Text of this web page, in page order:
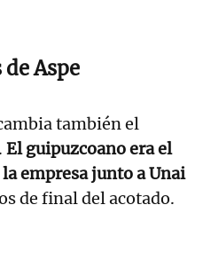
Aspe
también el
El guipuzcoano era el
empresa junto a Unai
de final del acotado.